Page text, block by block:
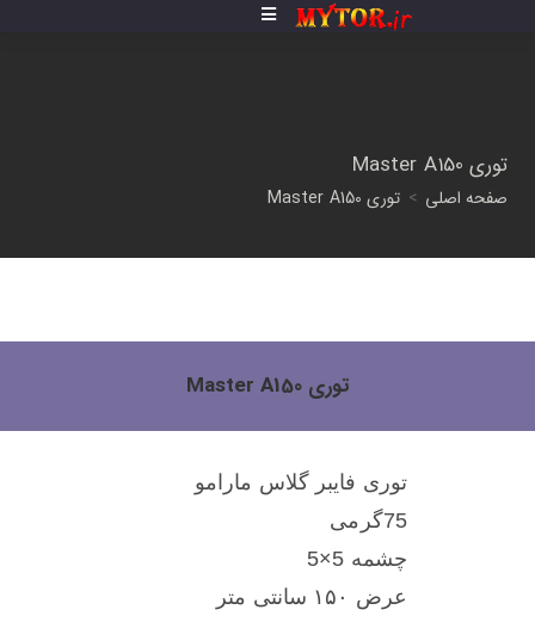
توری Master A150
صفحه اصلی > توری Master A150
توری Master A150
توری فایبر گلاس مارامو
75گرمی
چشمه 5×5
عرض ۱۵۰ سانتی متر